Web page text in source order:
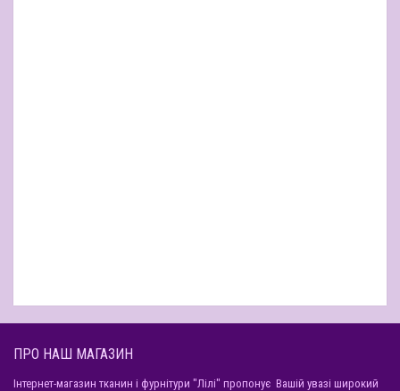
ПРО НАШ МАГАЗИН
Інтернет-магазин тканин і фурнітури "Лілі" пропонує Вашій увазі широкий